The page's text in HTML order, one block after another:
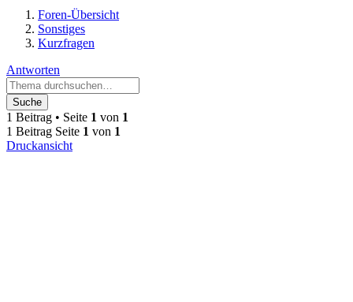
Foren-Übersicht
Sonstiges
Kurzfragen
Antworten
Suche
1 Beitrag • Seite 1 von 1
1 Beitrag Seite 1 von 1
Druckansicht